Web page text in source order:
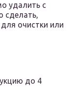
удалить с
сделать,
очистки или
до 4